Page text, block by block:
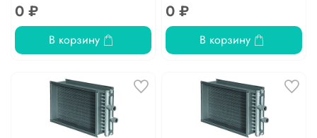
0 ₽
В корзину
0 ₽
В корзину